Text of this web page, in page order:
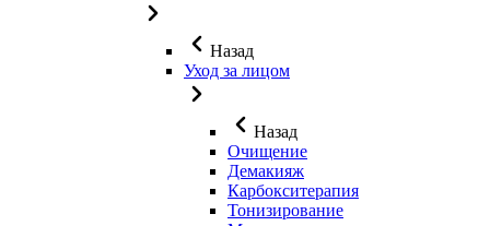
Назад
Уход за лицом
Назад
Очищение
Демакияж
Карбокситерапия
Тонизирование